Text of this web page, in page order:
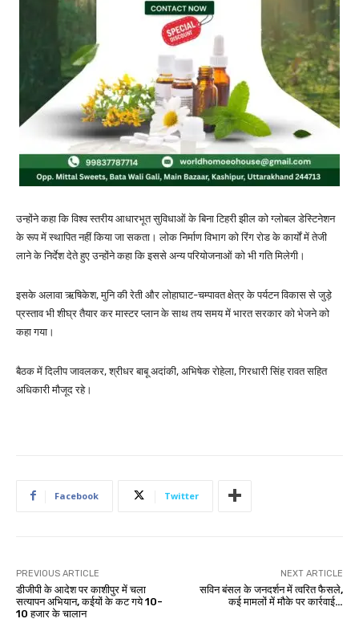
उन्होंने कहा कि विश्व स्तरीय आधारभूत सुविधाओं के बिना टिहरी झील को ग्लोबल डेस्टिनेशन
के रूप में स्थापित नहीं किया जा सकता। लोक निर्माण विभाग को रिंग रोड के कार्यों में तेजी
लाने के निर्देश देते हुए उन्होंने कहा कि इससे अन्य परियोजनाओं को भी गति मिलेगी।
इसके अलावा ऋषिकेश, मुनि की रेती और लोहाघाट-चम्पावत क्षेत्र के पर्यटन विकास से जुड़े
प्रस्ताव भी शीघ्र तैयार कर मास्टर प्लान के साथ तय समय में भारत सरकार को भेजने को
कहा गया।
बैठक में दिलीप जावलकर, श्रीधर बाबू अदांकी, अभिषेक रोहेला, गिरधारी सिंह रावत सहित
अधिकारी मौजूद रहे।
Facebook Twitter
PREVIOUS ARTICLE
डीजीपी के आदेश पर काशीपुर में चला
सत्यापन अभियान, कईयों के कट गये 10-
10 हजार के चालान
NEXT ARTICLE
सविन बंसल के जनदर्शन में त्वरित फैसले,
कई मामलों में मौके पर कार्रवाई…